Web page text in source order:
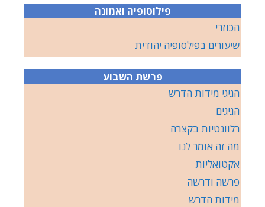
פילוסופיה ואמונה
הכוזרי
שיעורים בפילסופיה יהודית
פרשת השבוע
הגיגי מידות הדרש
הגיגים
רלוונטיות בקצרה
מה זה אומר לנו
אקטואליות
פרשה ודרשה
מידות הדרש